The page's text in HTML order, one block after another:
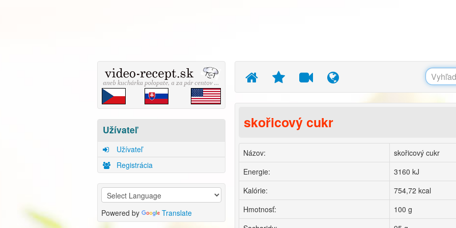
Užívateľ
Užívateľ
Registrácia
Powered by Translate
skořicový cukr
Názov:
skořicový cukr
Energie:
3160 kJ
Kalórie:
754,72 kcal
Hmotnosť:
100 g